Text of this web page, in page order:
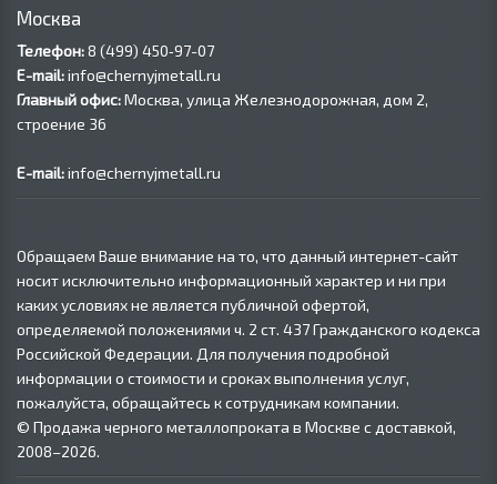
Москва
Телефон:8 (499) 450‑97-07
E-mail:info@chernyjmetall.ru
Главный офис:Москва, улица Железнодорожная, дом 2,
строение 36
E-mail:info@chernyjmetall.ru
Обращаем Ваше внимание на то, что данный интернет-сайт
носит исключительно информационный характер и ни при
каких условиях не является публичной офертой,
определяемой положениями ч. 2 ст. 437 Гражданского кодекса
Российской Федерации. Для получения подробной
информации о стоимости и сроках выполнения услуг,
пожалуйста, обращайтесь к сотрудникам компании.
© Продажа черного металлопроката в Москве с доставкой,
2008–2026.